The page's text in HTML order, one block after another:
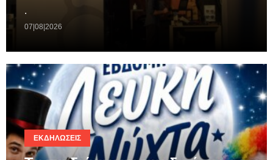
.
07|08|2026
ΕΚΔΗΛΏΣΕΙΣ